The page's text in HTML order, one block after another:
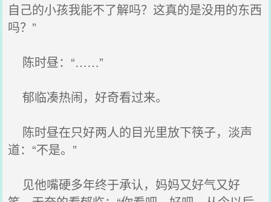
自己的小孩我能不了解吗？这真的是没用的东西
吗？”
陈时昼：“……”
郁临凑热闹，好奇看过来。
陈时昼在只好两人的目光里放下筷子，淡声
道：“不是。”
见他嘴硬多年终于承认，妈妈又好气又好